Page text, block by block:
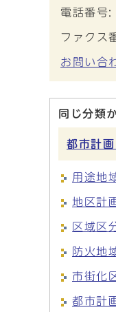
電話番号:
ファク
お問い合
同じ分類
都市計
用途地
地区計
区域区
防火地
市街化
都市計